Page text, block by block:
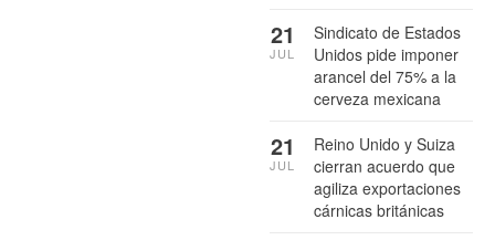
Sindicato de Estados
Unidos pide imponer
arancel del 75% a la
cerveza mexicana
21
JUL
Reino Unido y Suiza
cierran acuerdo que
agiliza exportaciones
cárnicas británicas
21
JUL